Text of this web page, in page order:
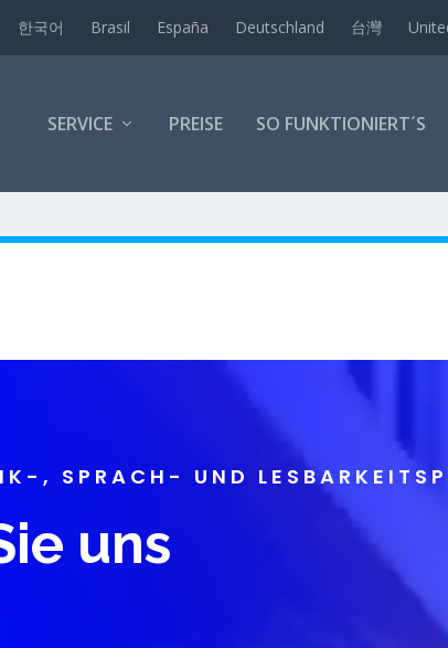
한국어 Brasil España Deutschland 台灣
SERVICE PREISE SO FUNKTIONIERT´S
, SPRACH- UND
uns